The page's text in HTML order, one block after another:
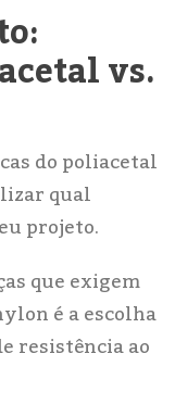
vs.
do poliacetal
qual
projeto.
que exigem
é a escolha
resistência ao